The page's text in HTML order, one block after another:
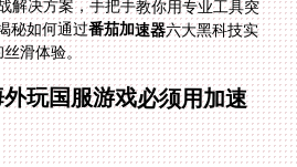
秘如何通过番茄加速器六大黑科技实
滑体验。
玩国服游戏必须用加速